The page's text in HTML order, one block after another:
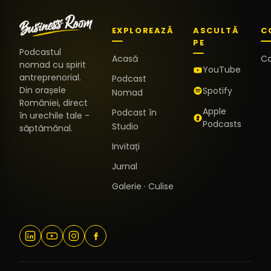
Podcastul
nomad cu spirit
antreprenorial.
Din orașele
României, direct
în urechile tale -
săptămânal.
EXPLOREAZĂ
Acasă
Podcast
Nomad
Podcast în
Studio
Invitați
Jurnal
Galerie · Culise
ASCULTĂ
PE
YouTube
Spotify
Apple
Podcasts